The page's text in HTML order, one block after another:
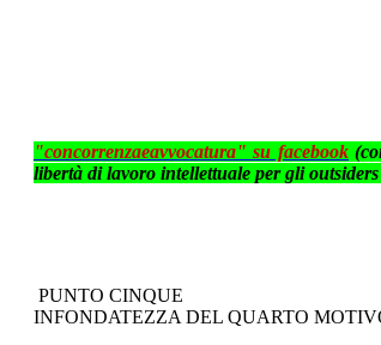
"concorrenzaeavvocatura" su facebook
libertà di lavoro intellettuale per gli
PUNTO CINQUE
INFONDATEZZA DEL QUARTO